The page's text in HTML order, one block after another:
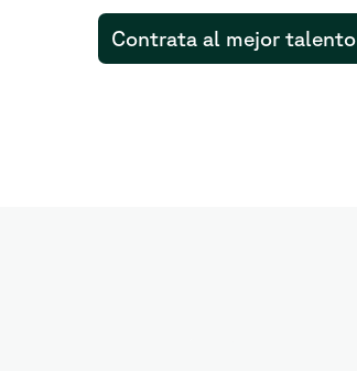
Contrata al mejor talento